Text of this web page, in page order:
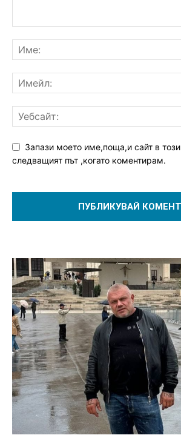
Запази моето име,поща,и сайт в
следващият път ,когато коментирам.